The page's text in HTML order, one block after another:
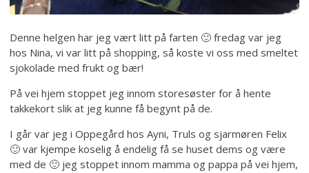
Denne helgen har jeg vært litt på farten 🙂 fredag var jeg
hos Nina, vi var litt på shopping, så koste vi oss med smeltet
sjokolade med frukt og bær!
På vei hjem stoppet jeg innom storesøster for å hente
takkekort slik at jeg kunne få begynt på de.
I går var jeg i Oppegård hos Ayni, Truls og sjarmøren Felix
🙂 var kjempe koselig å endelig få se huset dems og være
med de 🙂 jeg stoppet innom mamma og pappa på vei hjem,